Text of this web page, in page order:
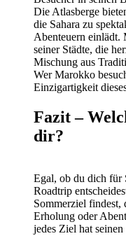
Die Atlasberge
die Sahara zu
Abenteuern einlädt.
seiner Städte, die
Mischung aus
Wer Marokko
Einzigartigkeit
Fazit –
dir?
Egal, ob du dich für
Roadtrip
Sommerziel findest,
Erholung oder
jedes Ziel hat